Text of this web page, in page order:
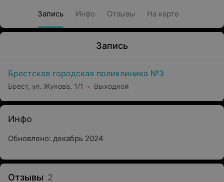
Запись Инфо Отзывы На карте
Запись
Брестская городская поликлиника №3
Брест, ул. Жукова, 1/1 Выходной
Инфо
Обновлено: декабрь 2024
Отзывы 2